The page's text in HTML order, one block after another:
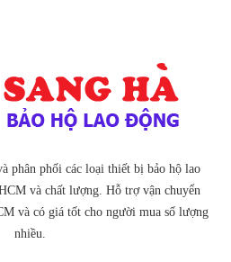
phân phối các loại thiết bị bảo hộ lao
và chất lượng. Hỗ trợ vận chuyển
và có giá tốt cho người mua số lượng
nhiều.